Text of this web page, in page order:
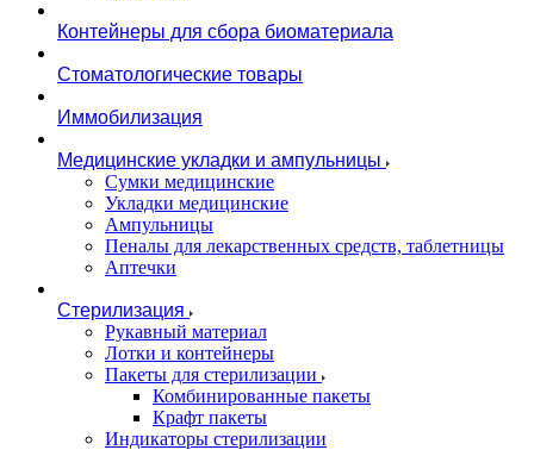
Контейнеры для сбора биоматериала
Стоматологические товары
Иммобилизация
Медицинские укладки и ампульницы
Сумки медицинские
Укладки медицинские
Ампульницы
Пеналы для лекарственных средств, таблетницы
Аптечки
Стерилизация
Рукавный материал
Лотки и контейнеры
Пакеты для стерилизации
Комбинированные пакеты
Крафт пакеты
Индикаторы стерилизации